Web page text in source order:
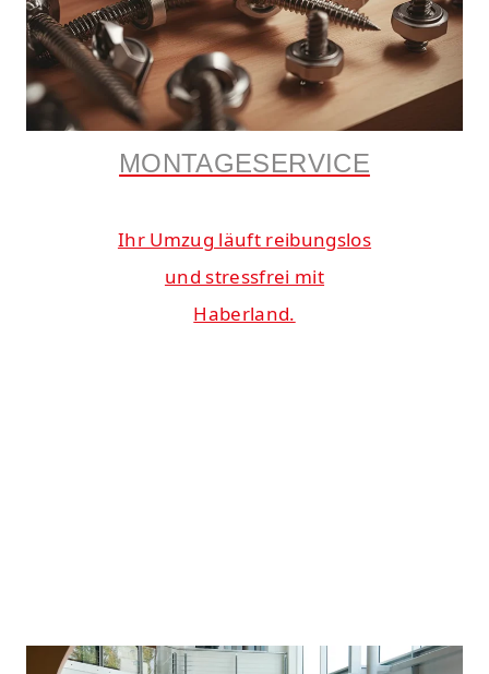
MONTAGESERVICE
Ihr Umzug läuft reibungslos
und stressfrei mit
Haberland.